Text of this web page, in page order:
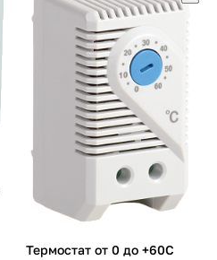
Термостат от 0 до +60C